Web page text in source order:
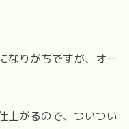
なりがちですが、オー
上がるので、ついつい